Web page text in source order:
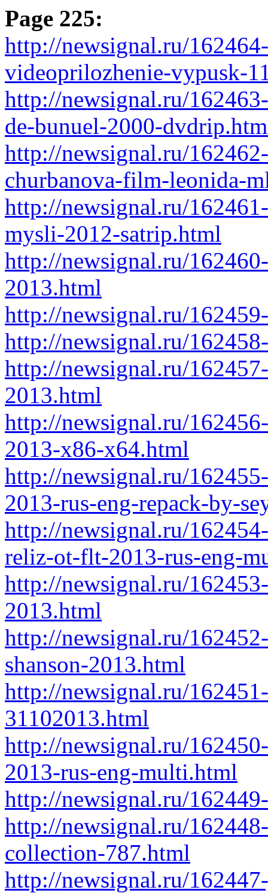
Page 225:
http://newsignal.ru/
videoprilozhenie-vypusk-
http://newsignal.ru/
de-bunuel-2000-
http://newsignal.ru/
churbanova-film-leonida-
http://newsignal.ru/
mysli-2012-satrip.html
http://newsignal.ru/
2013.html
http://newsignal.ru/
http://newsignal.ru/
http://newsignal.ru/
2013.html
http://newsignal.ru/
2013-x86-x64.html
http://newsignal.ru/
2013-rus-eng-repack-by-
http://newsignal.ru/
reliz-ot-flt-2013-rus-eng-
http://newsignal.ru/
2013.html
http://newsignal.ru/
shanson-2013.html
http://newsignal.ru/
31102013.html
http://newsignal.ru/
2013-rus-eng-multi.html
http://newsignal.ru/
http://newsignal.ru/
collection-787.html
http://newsignal.ru/